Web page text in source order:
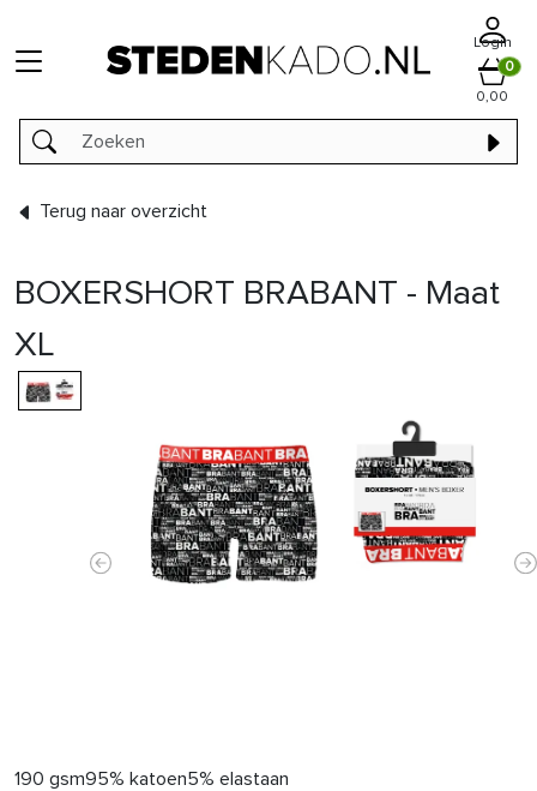
Login
0
0,00
Terug naar overzicht
BOXERSHORT BRABANT - Maat
XL
Previous
190 gsm95% katoen5% elastaan